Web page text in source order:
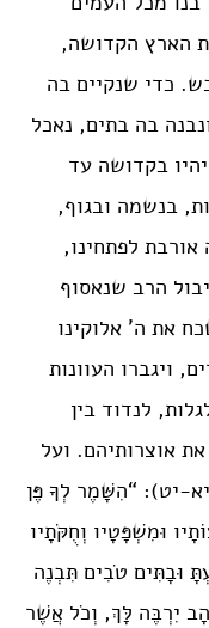
הארץ הקדושה,
כדי שנקיים בה
בה בתים, נאכל
בקדושה עד
בנשמה ובגוף,
לפתחינו,
הרב שנאסוף
את ה’ אלוקינו
ויגברו העוונות
לנדוד בין
אוצרותיהם. ועל
יט): “הִשָּׁמֶר לְךָ פֶּן
וּמִשְׁפָּטָיו וְחֻקֹּתָיו
וּבָתִּים טֹבִים תִּבְנֶה
יִרְבֶּה לָּךְ, וְכֹל אֲשֶׁר